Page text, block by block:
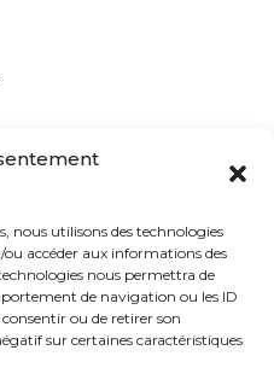
nous utilisons des technologies
ou accéder aux informations des
nous permettra de
de navigation ou les ID
ou de retirer son
sur certaines caractéristiques
Cookies policy (EU)